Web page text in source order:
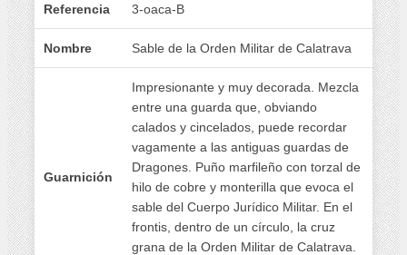
Referencia 3-oaca-B
Nombre Sable de la Orden Militar de Calatrava
Guarnición
Impresionante y muy decorada. Mezcla
entre una guarda que, obviando
calados y cincelados, puede recordar
vagamente a las antiguas guardas de
Dragones. Puño marfileño con torzal de
hilo de cobre y monterilla que evoca el
sable del Cuerpo Jurídico Militar. En el
frontis, dentro de un círculo, la cruz
grana de la Orden Militar de Calatrava.